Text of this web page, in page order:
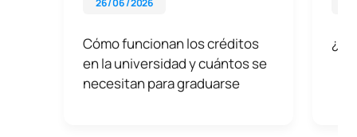
Cómo funcionan los créditos
en la universidad y cuántos se
necesitan para graduarse